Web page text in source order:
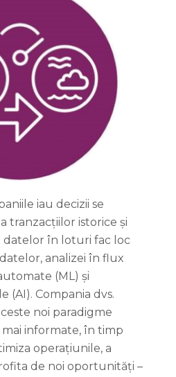
iau decizii se
tranzacțiilor istorice și
datelor în loturi fac loc
analizei în flux
(ML) și
(AI). Compania dvs.
noi paradigme
informate, în timp
operațiunile, a
de noi oportunități –